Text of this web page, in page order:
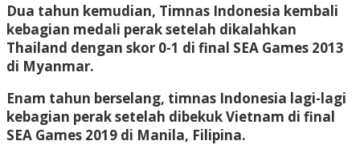
Dua tahun kemudian, Timnas Indonesia kembali
kebagian medali perak setelah dikalahkan
Thailand dengan skor 0-1 di final SEA Games 2013
di Myanmar.
Enam tahun berselang, timnas Indonesia lagi-lagi
kebagian perak setelah dibekuk Vietnam di final
SEA Games 2019 di Manila, Filipina.